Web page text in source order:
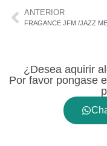
ANTERIOR
FRAGANCE JFM /JAZZ
¿Desea aquirir
Por favor pongase